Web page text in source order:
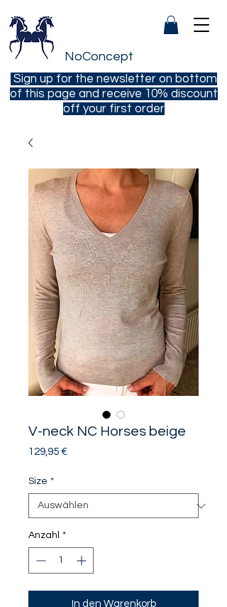
NoConcept
Sign up for the newsletter on bottom
of this page and receive 10% discount
off your first order
V-neck NC Horses beige
129,95 €Preis
Size *
Anzahl *
In den Warenkorb